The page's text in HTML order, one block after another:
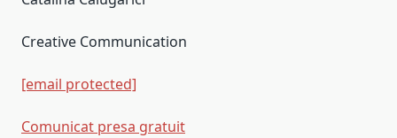
Creative Communication
[email protected]
Comunicat presa gratuit